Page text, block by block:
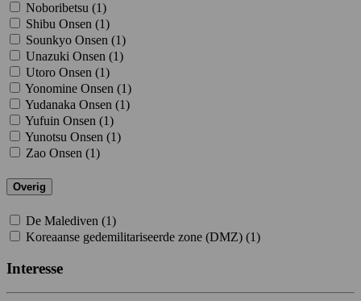
Noboribetsu (1)
Shibu Onsen (1)
Sounkyo Onsen (1)
Unazuki Onsen (1)
Utoro Onsen (1)
Yonomine Onsen (1)
Yudanaka Onsen (1)
Yufuin Onsen (1)
Yunotsu Onsen (1)
Zao Onsen (1)
Overig
De Malediven (1)
Koreaanse gedemilitariseerde zone (DMZ) (1)
Interesse